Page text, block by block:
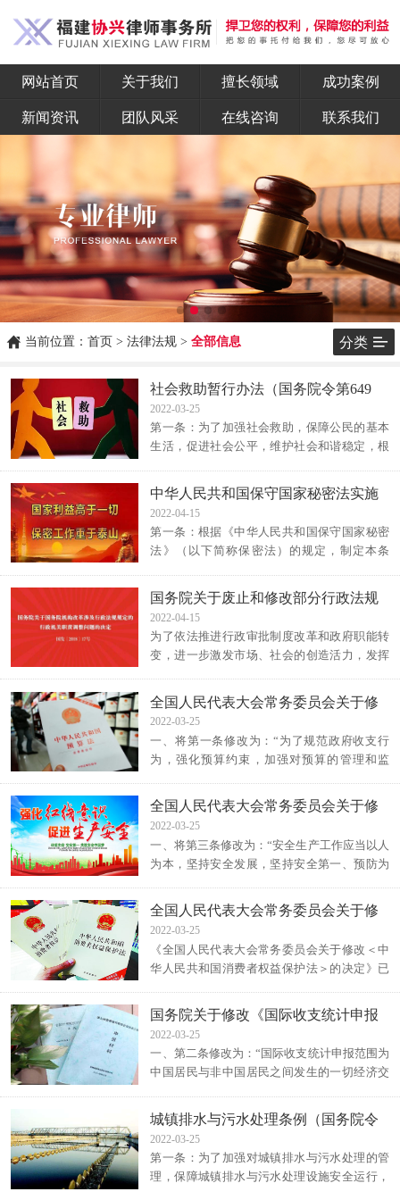
网站首页 关于我们 擅长领域 成功案例
新闻资讯 团队风采 在线咨询 联系我们
分类 
 当前位置： 首页 > 法律法规 > 全部信息
社会救助暂行办法（国务院令第649
号）
2022-03-25
第一条：为了加强社会救助，保障公民的基本
生活，促进社会公平，维护社会和谐稳定，根
坚持托底线、救急难、可持续，与其他社会保
障制度相衔接，社会救助水平与经济社会发展
水平相适应。社会救助工作应当遵循公开、公
平、公正、及时的原则。第三条：国务院民政
部门统筹全国社会救助体系建设。国务院民
政、卫生计生、教育、住房城乡建设、人力资
源社会保障等部门，按照各自职责负责相应的
社会救助管理工作。
中华人民共和国保守国家秘密法实施
条例（国务院令第646号）
2022-04-15
第一条：根据《中华人民共和国保守国家秘密
法》（以下简称保密法）的规定，制定本条
的保密工作。县级以上地方各级保密行政管理
部门在上级保密行政管理部门指导下，主管本
行政区域的保密工作。第三条：中央国家机关
在其职权范围内管理或者指导本系统的保密工
作，监督执行保密法律法规，可以根据实际情
况制定或者会同有关部门制定主管业务方面的
保密规定。第四条：县级以上人民政府应当加
强保密基础设施建设和关键保密科技产品的配
备。
国务院关于废止和修改部分行政法规
的决定（国务院令第638号）
2022-04-15
为了依法推进行政审批制度改革和政府职能转
变，进一步激发市场、社会的创造活力，发挥
管理由事前审批更多地转为事中事后监管，国
务院对有关的行政法规进行了清理。经过清
办法》（1994年12月20日国务院公布）。二、
对25件行政法规的部分条款予以修改。本决定
自公布之日起施行。附件：国务院决定修改的
行政法规
全国人民代表大会常务委员会关于修
改《中华人民共和国预算法》的决定
2022-03-25
一、将第一条修改为：“为了规范政府收支行
为，强化预算约束，加强对预算的管理和监
度，保障经济社会的健康发展，根据宪法，制
定本法。”二、增加一条，作为第二条：“预
算的执行和调整，依照本法规定执行。”三、将
第二条改为第三条，删去第二款。将第五条第
一款、第二款改为第三条第二款、第三款，修
改为：“全国预算由中央预算和地方预算组成。
地方预算由各省、自治区、直辖市总预算组
成。
全国人民代表大会常务委员会关于修
改《中华人民共和国安全生产法》的
决定
2022-03-25
一、将第三条修改为：“安全生产工作应当以人
为本，坚持安全发展，坚持安全第一、预防为
位的主体责任，建立生产经营单位负责、职工
参与、政府监管、行业自律和社会监督的机
制。”二、将第四条修改为：“生产经营单位必
须遵守本法和其他有关安全生产的法律、法
规，加强安全生产管理，建立、健全安全生产
责任制和安全生产规章制度，改善安全生产条
件，推进安全生产标准化建设，提高安全生产
水平，确保安全生产。”三、将第七条修改
为：“工会依法对安全生产工作进行监督。
全国人民代表大会常务委员会关于修
改《中华人民共和国消费者权益保护
法》的决定（主席令第七号）
2022-03-25
《全国人民代表大会常务委员会关于修改＜中
华人民共和国消费者权益保护法＞的决定》已
常务委员会第五次会议于2013年10月25日通
过，现予公布，自2014年3月15日起施行。
一、第五条增加一款，作为第三款：“国家倡导
文明、健康、节约资源和保护环境的消费方
式，反对浪费。”二、将第十四条修改为：“消
费者在购买、使用商品和接受服务时，享有人
格尊严、民族风俗习惯得到尊重的权利，享有
个人信息依法得到保护的权利。”
国务院关于修改《国际收支统计申报
办法》的决定（国务院令第642号）1
2022-03-25
一、第二条修改为：“国际收支统计申报范围为
中国居民与非中国居民之间发生的一切经济交
况。”二、第七条修改为：“中国居民和在中国
境内发生经济交易的非中国居民应当按照规定
及时、准确、完整地申报国际收支信息。”三、
第九条、第十条合并，作为第九条，修改
为：“中国境内提供登记结算、托管等服务的机
城镇排水与污水处理条例（国务院令
第641号）
2022-03-25
第一条：为了加强对城镇排水与污水处理的管
理，保障城镇排水与污水处理设施安全运行，